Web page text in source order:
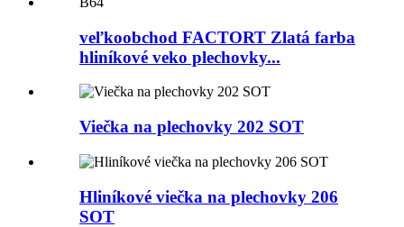
veľkoobchod FACTORT Zlatá farba
hliníkové veko plechovky...
Viečka na plechovky 202 SOT
Hliníkové viečka na plechovky 206
SOT